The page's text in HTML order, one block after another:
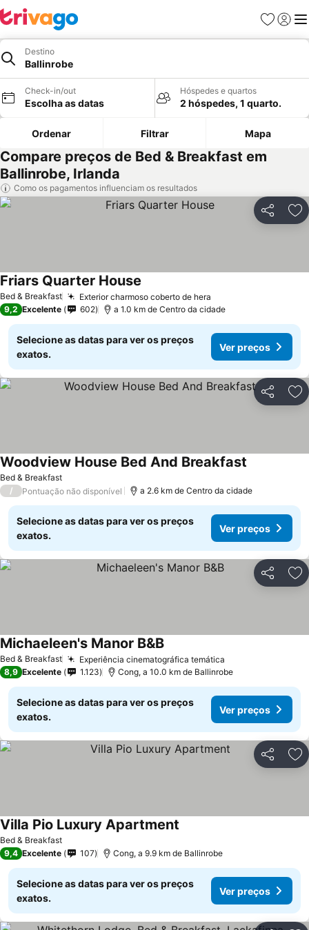
Favoritos
Iniciar
Destino
Ballinrobe
Check-in/out
Escolha as datas
Hóspedes e quartos
2 hóspedes, 1 quarto.
Ordenar Filtrar Mapa
Compare preços de Bed & Breakfast em
Ballinrobe, Irlanda
Como os pagamentos influenciam os resultados
Partilhar
Bed & Breakfast Exterior charmoso coberto de hera
Friars Quarter House
9,2 Excelente 602 a 1.0 km de Centro da cidade
Selecione as datas para ver os preços
exatos.
Ver preços
Partilhar
Bed & Breakfast
Woodview House Bed And Breakfast
/ Pontuação não disponível a 2.6 km de Centro da cidade
Selecione as datas para ver os preços
exatos.
Ver preços
Partilhar
Bed & Breakfast Experiência cinematográfica temática
Michaeleen's Manor B&B
8,9 Excelente 1.123 Cong, a 10.0 km de Ballinrobe
Selecione as datas para ver os preços
exatos.
Ver preços
Partilhar
Bed & Breakfast
Villa Pio Luxury Apartment
9,4 Excelente 107 Cong, a 9.9 km de Ballinrobe
Selecione as datas para ver os preços
exatos.
Ver preços